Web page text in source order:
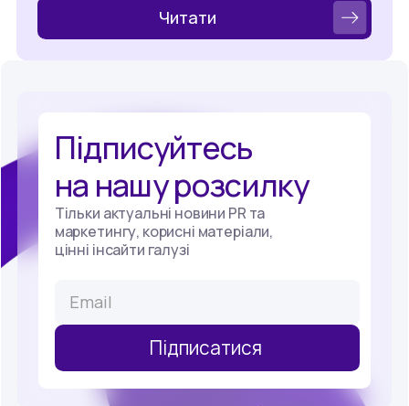
Читати
Підписуйтесь
на нашу розсилку
Тільки актуальні новини PR та
маркетингу, корисні матеріали,
цінні інсайти галузі